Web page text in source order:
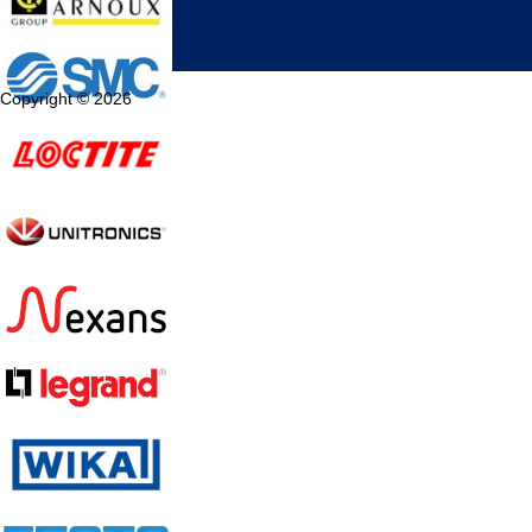
Copyright © 2026